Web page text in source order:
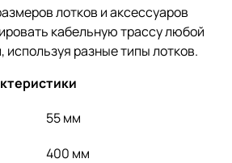
лотков и аксессуаров
кабельную трассу любой
используя разные типы лотков.
55 мм
400 мм